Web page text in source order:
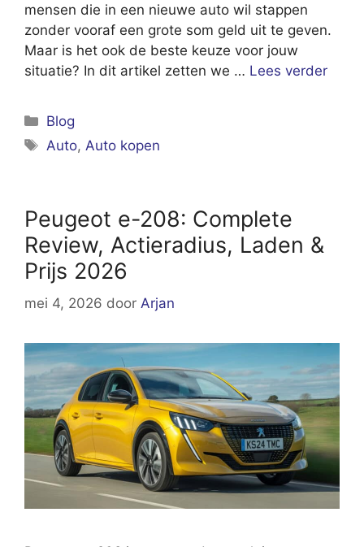
mensen die in een nieuwe auto wil stappen
zonder vooraf een grote som geld uit te geven.
Maar is het ook de beste keuze voor jouw
situatie? In dit artikel zetten we … Lees verder
Categorieën
Blog
Tags
Auto, Auto kopen
Peugeot e-208: Complete
Review, Actieradius, Laden &
Prijs 2026
mei 4, 2026 door Arjan